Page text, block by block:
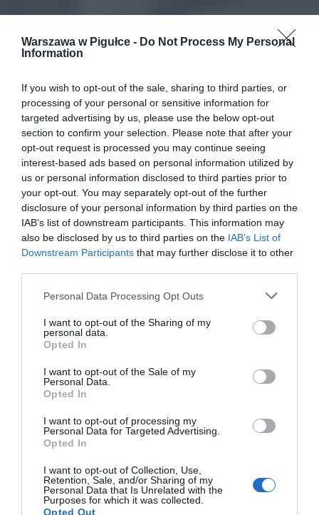
Warszawa w Pigułce - Do Not Process My Personal
Information
If you wish to opt-out of the sale, sharing to third parties, or
processing of your personal or sensitive information for
targeted advertising by us, please use the below opt-out
section to confirm your selection. Please note that after your
opt-out request is processed you may continue seeing
interest-based ads based on personal information utilized by
us or personal information disclosed to third parties prior to
your opt-out. You may separately opt-out of the further
disclosure of your personal information by third parties on the
IAB’s list of downstream participants. This information may
also be disclosed by us to third parties on the IAB’s List of
Downstream Participants that may further disclose it to other
Personal Data Processing Opt Outs
I want to opt-out of the Sharing of my
personal data.
Opted In
I want to opt-out of the Sale of my
Personal Data.
Opted In
I want to opt-out of processing my
Personal Data for Targeted Advertising.
Opted In
I want to opt-out of Collection, Use,
Retention, Sale, and/or Sharing of my
Personal Data that Is Unrelated with the
Purposes for which it was collected.
Opted Out